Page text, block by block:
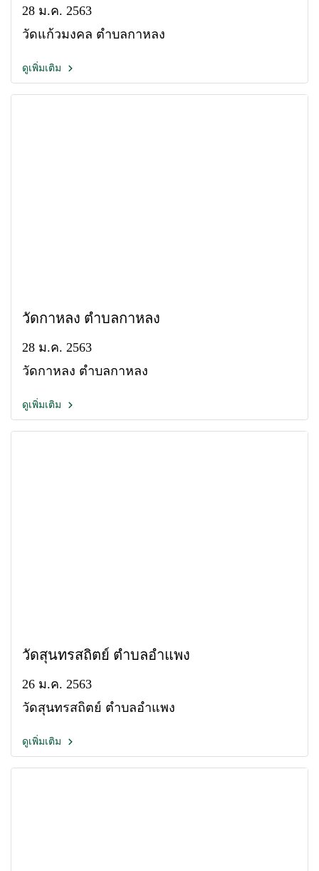
28 ม.ค. 2563
วัดแก้วมงคล ตำบลกาหลง
ดูเพิ่มเติม
วัดกาหลง ตำบลกาหลง
28 ม.ค. 2563
วัดกาหลง ตำบลกาหลง
ดูเพิ่มเติม
วัดสุนทรสถิตย์ ตำบลอำแพง
26 ม.ค. 2563
วัดสุนทรสถิตย์ ตำบลอำแพง
ดูเพิ่มเติม